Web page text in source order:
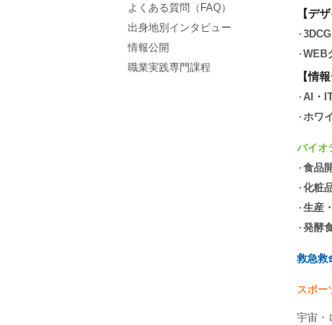
よくある質問（FAQ）
出身地別インタビュー
情報公開
職業実践専門課程
【デ
WEB
【情
AI・
ホワ
バイオ
食品
化粧
生産
発酵
救急救
スポー
宇宙・